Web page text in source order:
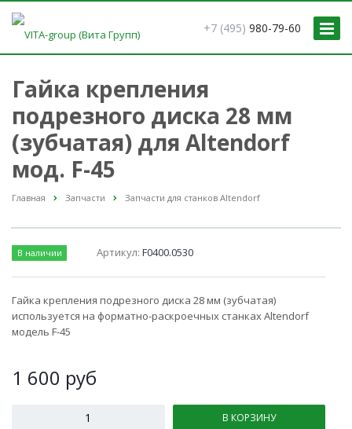
+7 (495) 980-79-60
Гайка крепления
подрезного диска 28 мм
(зубчатая) для Altendorf
мод. F-45
Главная Запчасти Запчасти для станков Altendorf
В наличии Артикул:F0400.0530
Гайка крепления подрезного диска 28 мм (зубчатая)
используется на форматно-раскроечных станках Altendorf
модель F-45
1 600 руб
В КОРЗИНУ